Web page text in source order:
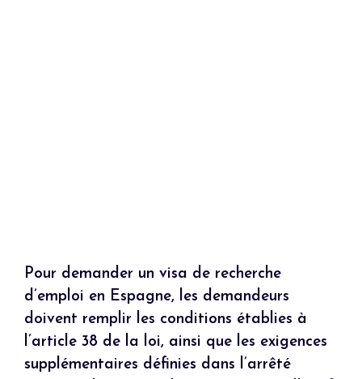
Pour demander un visa de recherche
d’emploi en Espagne, les demandeurs
doivent remplir les conditions établies à
l’article 38 de la loi, ainsi que les exigences
supplémentaires définies dans l’arrêté